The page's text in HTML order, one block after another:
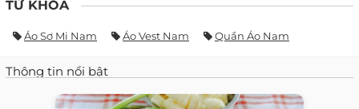
TỪ KHÓA
Áo Sơ Mi Nam Áo Vest Nam Quần Áo Nam
Thông tin nổi bật